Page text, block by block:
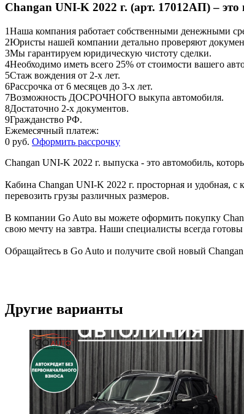
Changan UNI-K 2022 г. (арт. 17012АП) – это
1Наша компания работает собственными денежными
2Юристы нашей компании детально проверяют
3Мы гарантируем юридическую чистоту сделки.
4Необходимо иметь всего 25% от стоимости вашего
5Стаж вождения от 2-х лет.
6Рассрочка от 6 месяцев до 3-х лет.
7Возможность ДОСРОЧНОГО выкупа автомобиля.
8Достаточно 2-х документов.
9Гражданство РФ.
Ежемесячный платеж:
0 руб. Оформить рассрочку
Changan UNI-K 2022 г. выпуска - это автомобиль,
Кабина Changan UNI-K 2022 г. просторная и удобная,
перевозить грузы различных размеров.
В компании Go Auto вы можете оформить покупку
свою мечту на завтра. Наши специалисты всегда
Обращайтесь в Go Auto и получите свой новый
Другие варианты